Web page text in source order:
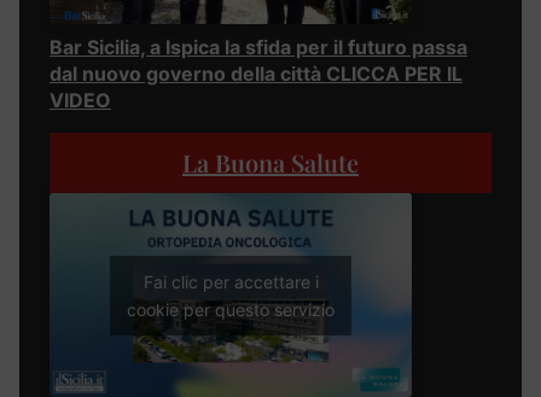
Bar Sicilia, a Ispica la sfida per il futuro passa
dal nuovo governo della città CLICCA PER IL
VIDEO
La Buona Salute
Fai clic per accettare i
cookie per questo servizio